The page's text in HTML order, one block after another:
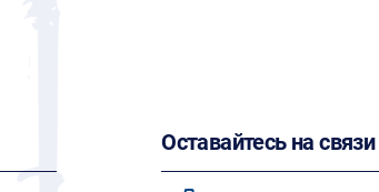
Оставайтесь на связи